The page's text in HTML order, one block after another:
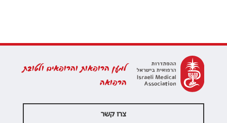
למען הרופאות והרופאים ולטובת
הרפואה
צרו קשר